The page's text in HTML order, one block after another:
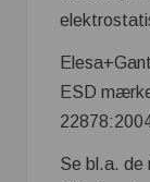
ESD
Se bl.a. de